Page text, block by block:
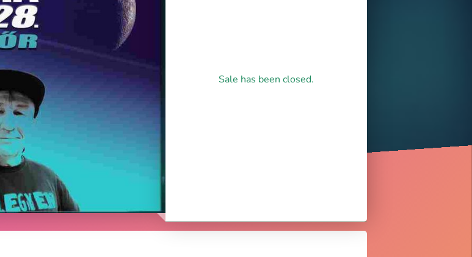
Sale has been closed.